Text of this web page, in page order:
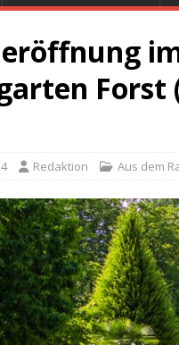
Forst
Redaktion Aus dem